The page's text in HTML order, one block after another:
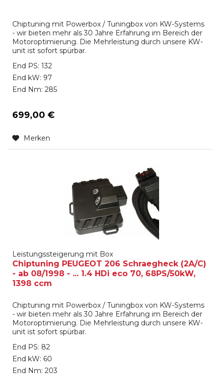
Chiptuning mit Powerbox / Tuningbox von KW-Systems
- wir bieten mehr als 30 Jahre Erfahrung im Bereich der
Motoroptimierung. Die Mehrleistung durch unsere KW-
unit ist sofort spürbar.
End PS: 132
End kW: 97
End Nm: 285
699,00 €
Merken
Leistungssteigerung mit Box
Chiptuning PEUGEOT 206 Schraegheck (2A/C)
- ab 08/1998 - ... 1.4 HDi eco 70, 68PS/50kW,
1398 ccm
Chiptuning mit Powerbox / Tuningbox von KW-Systems
- wir bieten mehr als 30 Jahre Erfahrung im Bereich der
Motoroptimierung. Die Mehrleistung durch unsere KW-
unit ist sofort spürbar.
End PS: 82
End kW: 60
End Nm: 203